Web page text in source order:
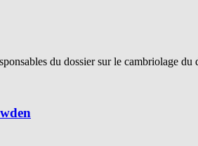
du dossier sur le cambriolage